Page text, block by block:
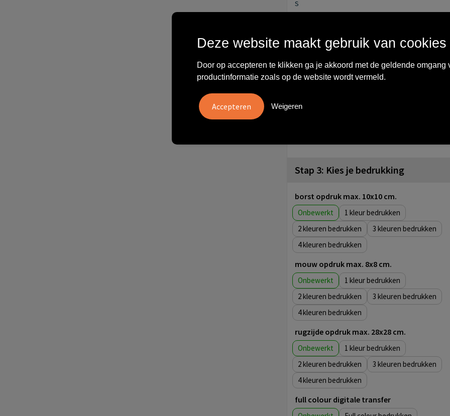
S
XXL
Stap 3: Kies je bedrukking
borst opdruk max. 10x10 cm.
Onbewerkt
1
2
3
4
mouw opdruk max. 8x8 cm.
Onbewerkt
1
2
3
4
rugzijde opdruk max. 28x28 cm.
Onbewerkt
1
2
3
4
full colour digitale transfer
Deze website maakt gebruik van cookies
Door op accepteren te klikken ga je akkoord met de geldende omgang
productinformatie zoals op de website wordt vermeld.
Weigeren